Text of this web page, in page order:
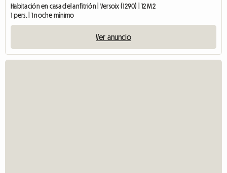
Habitación en casa del anfitrión | Versoix (1290) | 12 M2
1 pers. | 1 noche mínimo
Ver anuncio